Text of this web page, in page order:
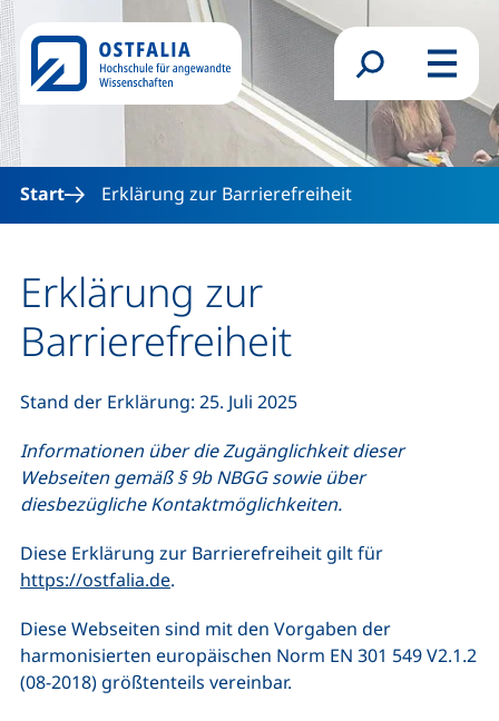
Direkt zum Inhalt
Suchformular
Menü
Start Erklärung zur Barrierefreiheit
Erklärung zur
Barrierefreiheit
Stand der Erklärung: 25. Juli 2025
Informationen über die Zugänglichkeit dieser
Webseiten gemäß § 9b NBGG sowie über
diesbezügliche Kontaktmöglichkeiten.
Diese Erklärung zur Barrierefreiheit gilt für
https://ostfalia.de.
Diese Webseiten sind mit den Vorgaben der
harmonisierten europäischen Norm EN 301 549 V2.1.2
(08-2018) größtenteils vereinbar.